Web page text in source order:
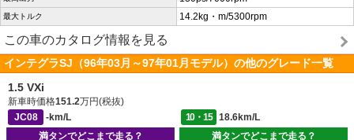
最大トルク 14.2kg・m/5300rpm
この車のカタログ情報を見る
インテグラSJ（96年03月～97年01月モデル）の他のグレード一覧
1.5 VXi
新車時価格151.2万円(税抜)
JC08
-km/L 10・15
18.6km/L
満タンでどこまで走る？
満タンでどこまで走る？